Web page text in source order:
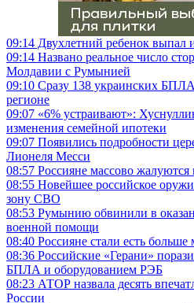
09:14 Двухлетний ребенок выпал
09:14 Названо реальное число
Молдавии с Румынией
09:10 Сразу 138 украинских
регионе
09:07 «6% устраивают»:
изменения семейной ипотеки
09:07 Появились подробности
Лионеля Месси
08:57 Россияне массово жалуются
08:55 Новейшее российское
зону СВО
08:53 Румынию обвинили в
военной помощи
08:40 Россияне стали есть больше
08:36 Российские «Герани»
БПЛА и оборудованием РЭБ
08:23 АТОР назвала десять
России